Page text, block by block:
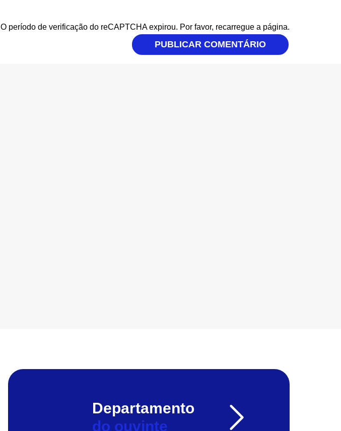
O período de verificação do reCAPTCHA expirou. Por favor, recarregue a página.
Departamento
do ouvinte